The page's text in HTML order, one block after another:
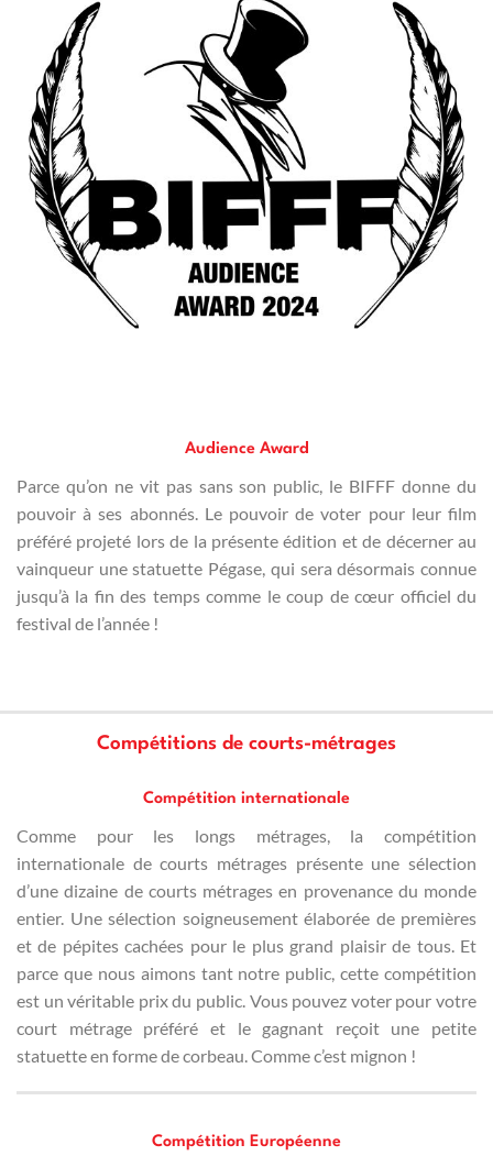
Audience Award
Parce qu’on ne vit pas sans son public, le BIFFF donne du
pouvoir à ses abonnés. Le pouvoir de voter pour leur film
préféré projeté lors de la présente édition et de décerner au
vainqueur une statuette Pégase, qui sera désormais connue
jusqu’à la fin des temps comme le coup de cœur officiel du
festival de l’année !
Compétitions de courts-métrages
Compétition internationale
Comme pour les longs métrages, la compétition
internationale de courts métrages présente une sélection
d’une dizaine de courts métrages en provenance du monde
entier. Une sélection soigneusement élaborée de premières
et de pépites cachées pour le plus grand plaisir de tous. Et
parce que nous aimons tant notre public, cette compétition
est un véritable prix du public. Vous pouvez voter pour votre
court métrage préféré et le gagnant reçoit une petite
statuette en forme de corbeau. Comme c’est mignon !
Compétition Européenne